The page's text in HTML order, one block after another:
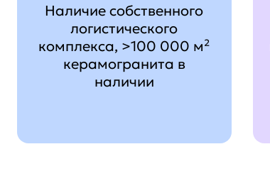
Наличие собственного
логистического
комплекса, >100 000 м²
керамогранита в
наличии